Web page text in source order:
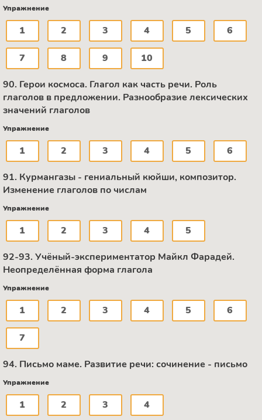
Упражнение
1 2 3 4 5 6
7 8 9 10
90. Герои космоса. Глагол как часть речи. Роль
глаголов в предложении. Разнообразие лексических
значений глаголов
Упражнение
1 2 3 4 5 6
91. Курмангазы - гениальный кюйши, композитор.
Изменение глаголов по числам
Упражнение
1 2 3 4 5
92-93. Учёный-экспериментатор Майкл Фарадей.
Неопределённая форма глагола
Упражнение
1 2 3 4 5 6
7
94. Письмо маме. Развитие речи: сочинение - письмо
Упражнение
1 2 3 4